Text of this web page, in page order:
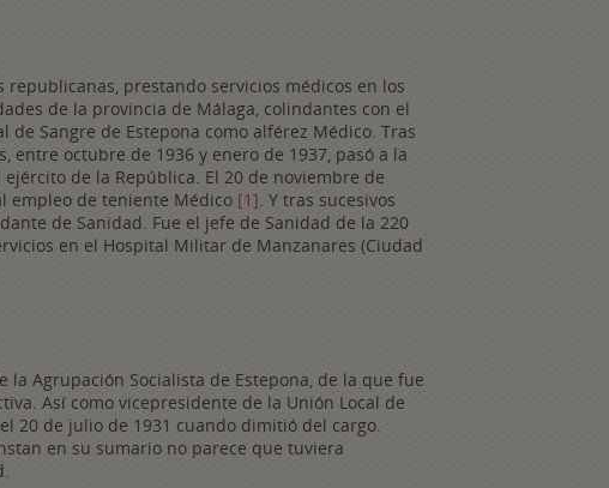
republicanas, prestando servicios médicos en los
de la provincia de Málaga, colindantes con el
Sangre de Estepona como alférez Médico. Tras
entre octubre de 1936 y enero de 1937, pasó a la
de la República. El 20 de noviembre de
empleo de teniente Médico [1] . Y tras sucesivos
de Sanidad. Fue el jefe de Sanidad de la 220
en el Hospital Militar de Manzanares (Ciudad
la Agrupación Socialista de Estepona, de la que fue
Así como vicepresidente de la Unión Local de
20 de julio de 1931 cuando dimitió del cargo.
en su sumario no parece que tuviera